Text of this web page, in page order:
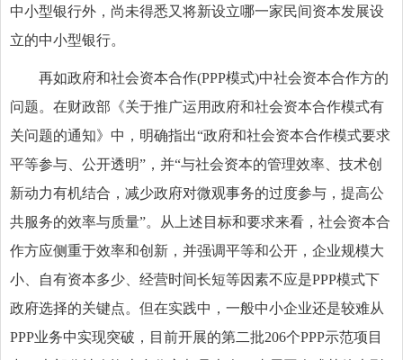
中小型银行外，尚未得悉又将新设立哪一家民间资本发展设
立的中小型银行。
再如政府和社会资本合作(PPP模式)中社会资本合作方的
问题。在财政部《关于推广运用政府和社会资本合作模式有
关问题的通知》中，明确指出“政府和社会资本合作模式要求
平等参与、公开透明”，并“与社会资本的管理效率、技术创
新动力有机结合，减少政府对微观事务的过度参与，提高公
共服务的效率与质量”。从上述目标和要求来看，社会资本合
作方应侧重于效率和创新，并强调平等和公开，企业规模大
小、自有资本多少、经营时间长短等因素不应是PPP模式下
政府选择的关键点。但在实践中，一般中小企业还是较难从
PPP业务中实现突破，目前开展的第二批206个PPP示范项目